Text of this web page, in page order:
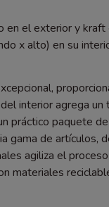
en el exterior y
x alto) en su
interior agrega
práctico paquete
gama de
agiliza el
materiales